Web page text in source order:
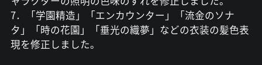
7．「学園精造」「エンカウンター」「流金のソナ
タ」「時の花園」「垂光の織夢」などの衣装の髪色表
現を修正しました。